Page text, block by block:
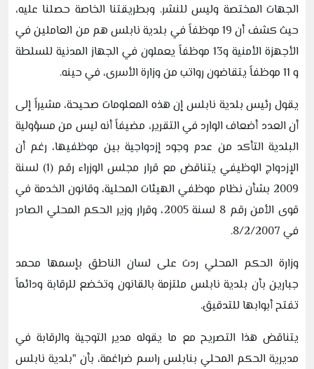
الجهات المختصة وليس للنشر. وبطريقتنا الخاصة حصلنا عليه،
حيث كشف أن 19 موظفاً في بلدية نابلس هم من العاملين في
الأجهزة الأمنية و13 موظفاً يعملون في الجهاز المدنية للسلطة
و 11 موظفاً يتقاضون رواتب من وزارة الأسرى، في حينه.
يقول رئيس بلدية نابلس إن هذه المعلومات صحيحة، مشيراً إلى
أن العدد أضعاف الوارد في التقرير، مضيفاً أنه ليس من مسؤولية
البلدية التأكد من عدم وجود إزدواجية بين موظفيها، رغم أن
الإزدواج الوظيفي يتناقض مع قرار مجلس الوزراء رقم (1) لسنة
2009 بشأن نظام موظفي الهيئات المحلية، وقانون الخدمة في
قوى الأمن رقم 8 لسنة 2005، وقرار وزير الحكم المحلي الصادر
في 8/2/2007.
وزارة الحكم المحلي ردت على لسان الناطق بإسمها محمد
جبارين بأن بلدية نابلس ملتزمة بالقانون وتخضع للرقابة ودائماً
تفتح أبوابها للتدقيق.
يتناقض هذا التصريح مع ما يقوله مدير التوجية والرقابة في
مديرية الحكم المحلي بنابلس راسم ضراغمة، بأن "بلدية نابلس